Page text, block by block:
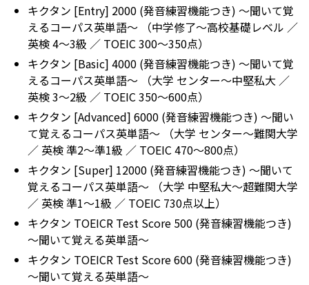
キクタン [Entry] 2000 (発音練習機能つき) ～聞いて覚
えるコーパス英単語～ （中学修了～高校基礎レベル ／
英検 4～3級 ／ TOEIC 300～350点）
キクタン [Basic] 4000 (発音練習機能つき) ～聞いて覚
えるコーパス英単語～ （大学 センター～中堅私大 ／
英検 3～2級 ／ TOEIC 350～600点）
キクタン [Advanced] 6000 (発音練習機能つき) ～聞い
て覚えるコーパス英単語～ （大学 センター～難関大学
／ 英検 準2～準1級 ／ TOEIC 470～800点）
キクタン [Super] 12000 (発音練習機能つき) ～聞いて
覚えるコーパス英単語～ （大学 中堅私大～超難関大学
／ 英検 準1～1級 ／ TOEIC 730点以上）
キクタン TOEICR Test Score 500 (発音練習機能つき)
～聞いて覚える英単語～
キクタン TOEICR Test Score 600 (発音練習機能つき)
～聞いて覚える英単語～